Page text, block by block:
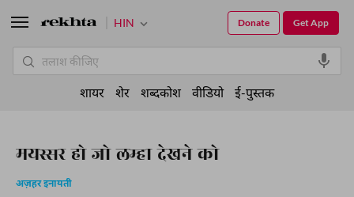
मयस्सर हो जो लम्हा देखने को
अज़हर इनायती
HIN Get App
Donate
शायर शेर शब्दकोश वीडियो ई-पुस्तक